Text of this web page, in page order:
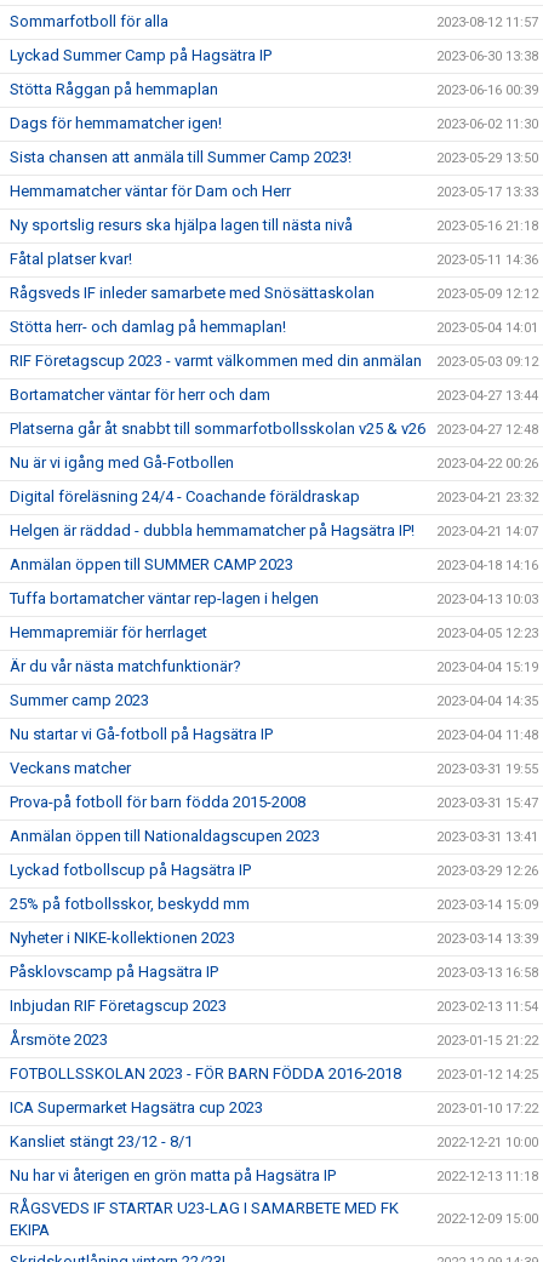
Sommarfotboll för alla 2023-08-12 11:57
Lyckad Summer Camp på Hagsätra IP 2023-06-30 13:38
Stötta Råggan på hemmaplan 2023-06-16 00:39
Dags för hemmamatcher igen! 2023-06-02 11:30
Sista chansen att anmäla till Summer Camp 2023! 2023-05-29 13:50
Hemmamatcher väntar för Dam och Herr 2023-05-17 13:33
Ny sportslig resurs ska hjälpa lagen till nästa nivå 2023-05-16 21:18
Fåtal platser kvar! 2023-05-11 14:36
Rågsveds IF inleder samarbete med Snösättaskolan 2023-05-09 12:12
Stötta herr- och damlag på hemmaplan! 2023-05-04 14:01
RIF Företagscup 2023 - varmt välkommen med din anmälan 2023-05-03 09:12
Bortamatcher väntar för herr och dam 2023-04-27 13:44
Platserna går åt snabbt till sommarfotbollsskolan v25 & v26 2023-04-27 12:48
Nu är vi igång med Gå-Fotbollen 2023-04-22 00:26
Digital föreläsning 24/4 - Coachande föräldraskap 2023-04-21 23:32
Helgen är räddad - dubbla hemmamatcher på Hagsätra IP! 2023-04-21 14:07
Anmälan öppen till SUMMER CAMP 2023 2023-04-18 14:16
Tuffa bortamatcher väntar rep-lagen i helgen 2023-04-13 10:03
Hemmapremiär för herrlaget 2023-04-05 12:23
Är du vår nästa matchfunktionär? 2023-04-04 15:19
Summer camp 2023 2023-04-04 14:35
Nu startar vi Gå-fotboll på Hagsätra IP 2023-04-04 11:48
Veckans matcher 2023-03-31 19:55
Prova-på fotboll för barn födda 2015-2008 2023-03-31 15:47
Anmälan öppen till Nationaldagscupen 2023 2023-03-31 13:41
Lyckad fotbollscup på Hagsätra IP 2023-03-29 12:26
25% på fotbollsskor, beskydd mm 2023-03-14 15:09
Nyheter i NIKE-kollektionen 2023 2023-03-14 13:39
Påsklovscamp på Hagsätra IP 2023-03-13 16:58
Inbjudan RIF Företagscup 2023 2023-02-13 11:54
Årsmöte 2023 2023-01-15 21:22
FOTBOLLSSKOLAN 2023 - FÖR BARN FÖDDA 2016-2018 2023-01-12 14:25
ICA Supermarket Hagsätra cup 2023 2023-01-10 17:22
Kansliet stängt 23/12 - 8/1 2022-12-21 10:00
Nu har vi återigen en grön matta på Hagsätra IP 2022-12-13 11:18
RÅGSVEDS IF STARTAR U23-LAG I SAMARBETE MED FK
EKIPA
2022-12-09 15:00